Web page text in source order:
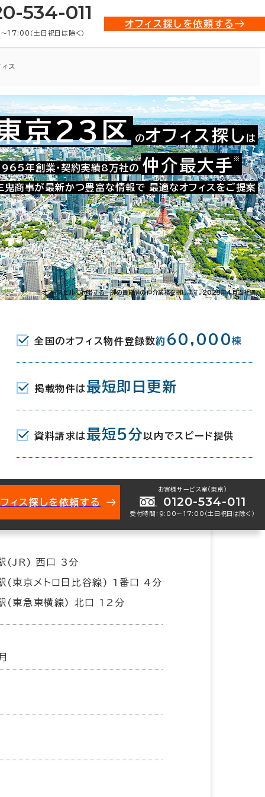
534-011
17:00（土日祝日は除く）
オフィス探しを依頼する
ス
お問い合わせ番号：021-52239
。
1-5-9
(JR) 西口 3分
(東京メトロ日比谷線) 1番口 4分
(東急東横線) 北口 12分
京23区 のオフィス探し は
年創業・契約実績8万社の 仲介最大手 ※
鬼商事が最新かつ豊富な情報で 最適なオフィスをご提案
※オフィスビルに付帯する一連の賃貸借の仲介業務を指します。2023年4月当社調べ
全国のオフィス物件登録数約 60,000棟
掲載物件は 最短即日更新
資料請求は 最短5分 以内でスピード提供
ィス探しを依頼する
お客様サービス室（東京）
0120-534-011
受付時間：9:00〜17:00（土日祝日は除く）